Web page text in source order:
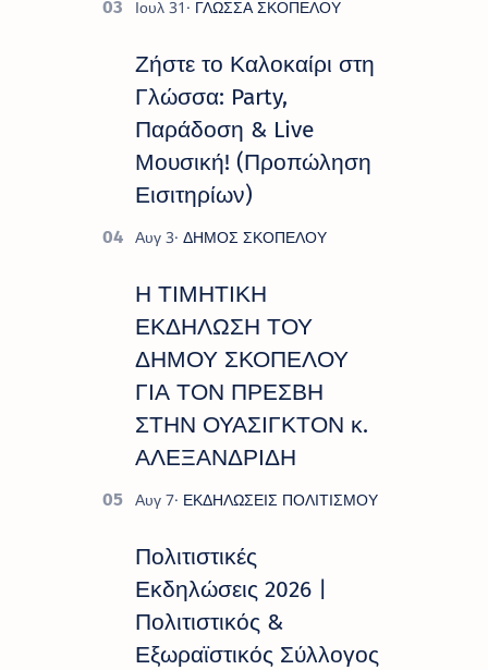
Ζήστε το Καλοκαίρι στη
Γλώσσα: Party,
Παράδοση & Live
Μουσική! (Προπώληση
Εισιτηρίων)
Η ΤΙΜΗΤΙΚΗ
ΕΚΔΗΛΩΣΗ ΤΟΥ
ΔΗΜΟΥ ΣΚΟΠΕΛΟΥ
ΓΙΑ ΤΟΝ ΠΡΕΣΒΗ
ΣΤΗΝ ΟΥΑΣΙΓΚΤΟΝ κ.
ΑΛΕΞΑΝΔΡΙΔΗ
Πολιτιστικές
Εκδηλώσεις 2026 |
Πολιτιστικός &
Εξωραϊστικός Σύλλογος